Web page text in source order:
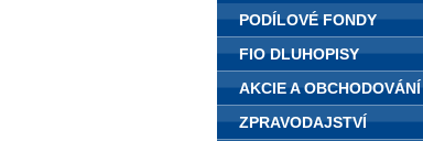
PODÍLOVÉ FONDY
FIO DLUHOPISY
AKCIE A OBCHODOVÁNÍ
ZPRAVODAJSTVÍ